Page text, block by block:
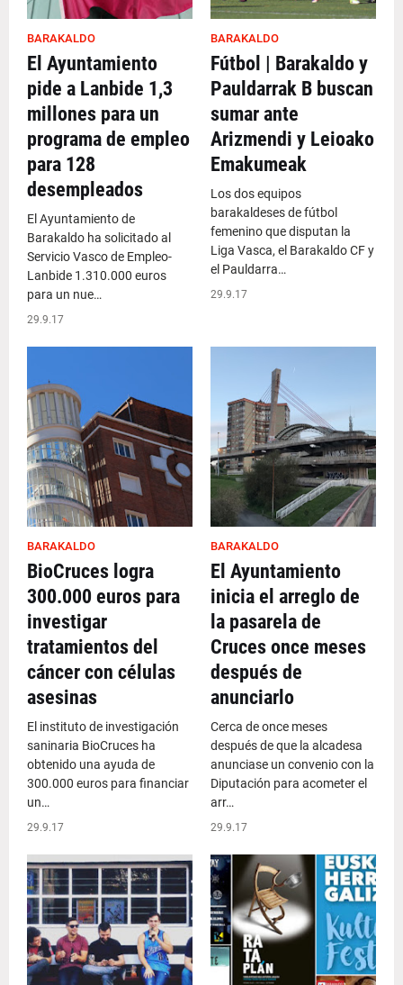
BARAKALDO
El Ayuntamiento
pide a Lanbide 1,3
millones para un
programa de empleo
para 128
desempleados
El Ayuntamiento de
Barakaldo ha solicitado al
Servicio Vasco de Empleo-
Lanbide 1.310.000 euros
para un nue…
29.9.17
BARAKALDO
Fútbol | Barakaldo y
Pauldarrak B buscan
sumar ante
Arizmendi y Leioako
Emakumeak
Los dos equipos
barakaldeses de fútbol
femenino que disputan la
Liga Vasca, el Barakaldo CF y
el Pauldarra…
29.9.17
BARAKALDO
BioCruces logra
300.000 euros para
investigar
tratamientos del
cáncer con células
asesinas
El instituto de investigación
saninaria BioCruces ha
obtenido una ayuda de
300.000 euros para financiar
un…
29.9.17
BARAKALDO
El Ayuntamiento
inicia el arreglo de
la pasarela de
Cruces once meses
después de
anunciarlo
Cerca de once meses
después de que la alcadesa
anunciase un convenio con la
Diputación para acometer el
arr…
29.9.17